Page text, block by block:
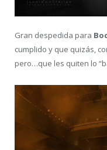
Gran despedida para
cumplido y que quizás,
pero…que les quiten lo